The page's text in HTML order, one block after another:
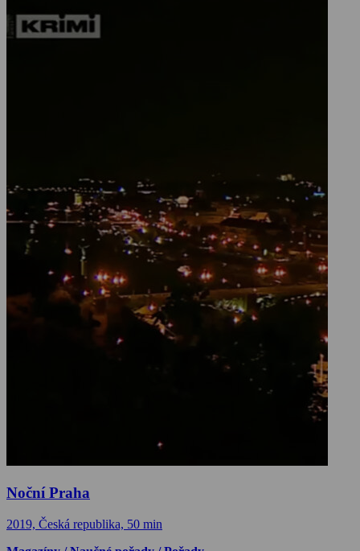
Noční Praha
2019, Česká republika, 50 min